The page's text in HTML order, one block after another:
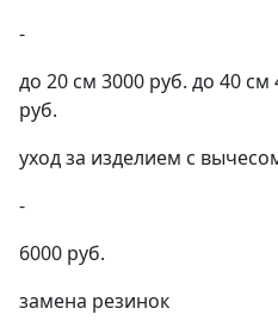
-
до 20 см 3000 руб. до 40 см
руб.
уход за изделием с
-
6000 руб.
замена резинок